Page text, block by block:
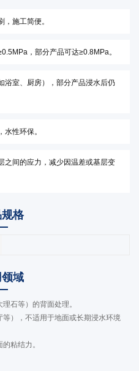
施工简便。
，部分产品可达≥0.8MPa。
浴室、厨房），部分产品浸水后仍
性环保。
之间的应力，减少因温差或基层变
格
域
石等）的背面处理。
），不适用于地面或长期浸水环境
粘结力。